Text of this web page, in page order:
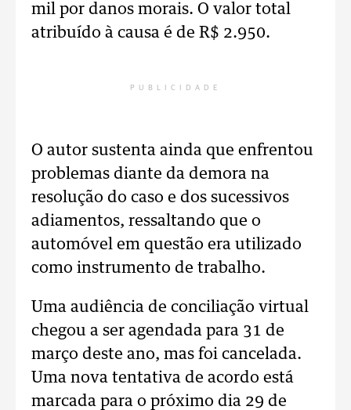
mil por danos morais. O valor total
atribuído à causa é de R$ 2.950.
PUBLICIDADE
O autor sustenta ainda que enfrentou
problemas diante da demora na
resolução do caso e dos sucessivos
adiamentos, ressaltando que o
automóvel em questão era utilizado
como instrumento de trabalho.
Uma audiência de conciliação virtual
chegou a ser agendada para 31 de
março deste ano, mas foi cancelada.
Uma nova tentativa de acordo está
marcada para o próximo dia 29 de